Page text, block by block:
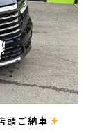
頭ご納車